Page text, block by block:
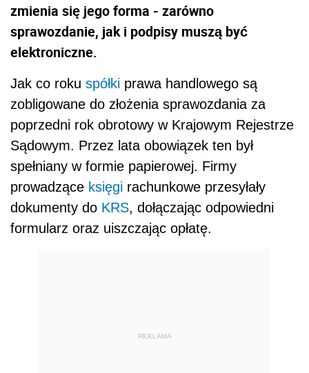
zmienia się jego forma - zarówno
sprawozdanie, jak i podpisy muszą być
elektroniczne.
Jak co roku spółki prawa handlowego są
zobligowane do złożenia sprawozdania za
poprzedni rok obrotowy w Krajowym Rejestrze
Sądowym. Przez lata obowiązek ten był
spełniany w formie papierowej. Firmy
prowadzące księgi rachunkowe przesyłały
dokumenty do KRS, dołączając odpowiedni
formularz oraz uiszczając opłatę.
REKLAMA